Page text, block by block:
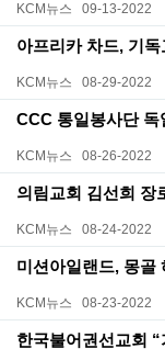
KCM뉴스 09-13-2022
아프리카 차드, 기
KCM뉴스 08-29-2022
CCC 통일봉사단 독
KCM뉴스 08-26-2022
KCM뉴스 08-24-2022
미션아일랜드, 몽골
KCM뉴스 08-23-2022
한국불어권선교회